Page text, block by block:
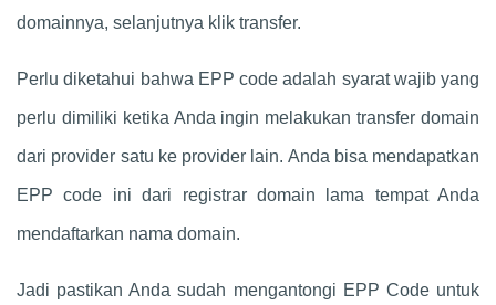
domainnya, selanjutnya klik transfer.
Perlu diketahui bahwa EPP code adalah syarat wajib yang
perlu dimiliki ketika Anda ingin melakukan transfer domain
dari provider satu ke provider lain. Anda bisa mendapatkan
EPP code ini dari registrar domain lama tempat Anda
mendaftarkan nama domain.
Jadi pastikan Anda sudah mengantongi EPP Code untuk